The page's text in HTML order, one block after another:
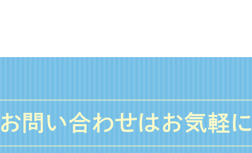
お問い合わせはお気軽に